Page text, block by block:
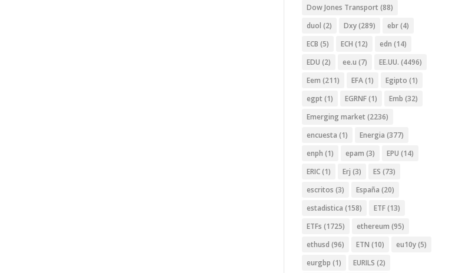
Dow Jones Transport (88)
duol (2) Dxy(289) ebr(4)
ECB (5) ECH (12) edn (14)
EDU (2) ee.u (7) EE.UU. (4496)
Eem (211) EFA(1) Egipto (1)
egpt (1) EGRNF(1) Emb (32)
Emerging market (2236)
encuesta (1) Energia (377)
enph (1) epam (3) EPU (14)
ERIC(1) Erj (3) ES (73)
escritos (3) España (20)
estadistica (158) ETF(13)
ETFs (1725) ethereum (95)
ethusd (96) ETN (10) eu10y(5)
eurgbp (1) EURILS (2)